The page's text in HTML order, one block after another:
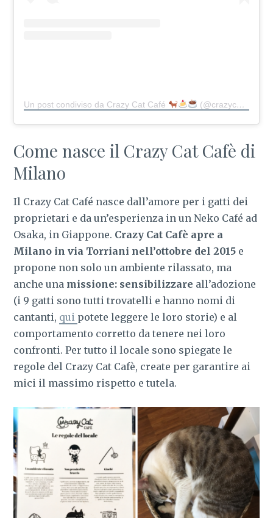
Un post condiviso da Crazy Cat Café (@crazycatcafe)
Come nasce il Crazy Cat Cafè di
Milano
Il Crazy Cat Café nasce dall’amore per i gatti dei
proprietari e da un’esperienza in un Neko Café ad
Osaka, in Giappone. Crazy Cat Cafè apre a
Milano in via Torriani nell’ottobre del 2015 e
propone non solo un ambiente rilassato, ma
anche una missione: sensibilizzare all’adozione
(i 9 gatti sono tutti trovatelli e hanno nomi di
cantanti, qui potete leggere le loro storie) e al
comportamento corretto da tenere nei loro
confronti. Per tutto il locale sono spiegate le
regole del Crazy Cat Cafè, create per garantire ai
mici il massimo rispetto e tutela.